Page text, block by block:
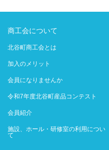
商工会について
北谷町商工会とは
加入のメリット
会員になりませんか
令和7年度北谷町産品コンテスト
会員紹介
施設、ホール・研修室の利用につい
て